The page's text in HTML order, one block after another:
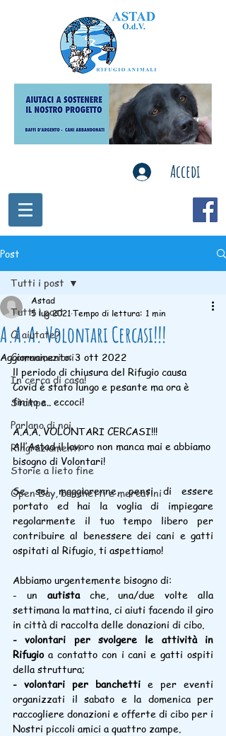
Accedi
Post
Tutti i post
Ci aiutate?
Comunicazioni
In cerca di casa!
Stampa
Parlano di noi
Ringraziamenti
Storie a lieto fine
Open Day, banchetti e mercatini
Tutti i post
A.A.A. Volontari Cercasi!!!
Astad
5 lug 2021Tempo di lettura: 1 min
Aggiornamento:3 ott 2022
ll periodo di chiusura del Rifugio causa
Covid è stato lungo e pesante ma ora è
finito e.. eccoci!
A.A.A. VOLONTARI CERCASI!!!
All’Astad il lavoro non manca mai e abbiamo
bisogno di Volontari!
Se sei maggiorenne, pensi di essere
portato ed hai la voglia di impiegare
regolarmente il tuo tempo libero per
contribuire al benessere dei cani e gatti
ospitati al Rifugio, ti aspettiamo!
Abbiamo urgentemente bisogno di:
- un autista che, una/due volte alla
settimana la mattina, ci aiuti facendo il giro
in città di raccolta delle donazioni di cibo.
- volontari per svolgere le attività in
Rifugio a contatto con i cani e gatti ospiti
della struttura;
- volontari per banchetti e per eventi
organizzati il sabato e la domenica per
raccogliere donazioni e offerte di cibo per i
Nostri piccoli amici a quattro zampe.